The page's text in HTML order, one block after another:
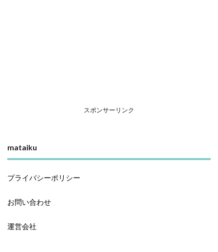
スポンサーリンク
mataiku
プライバシーポリシー
お問い合わせ
運営会社